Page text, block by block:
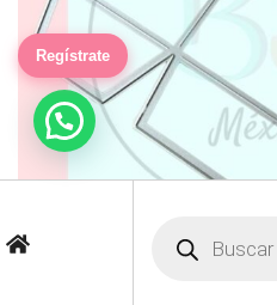
Regístrate